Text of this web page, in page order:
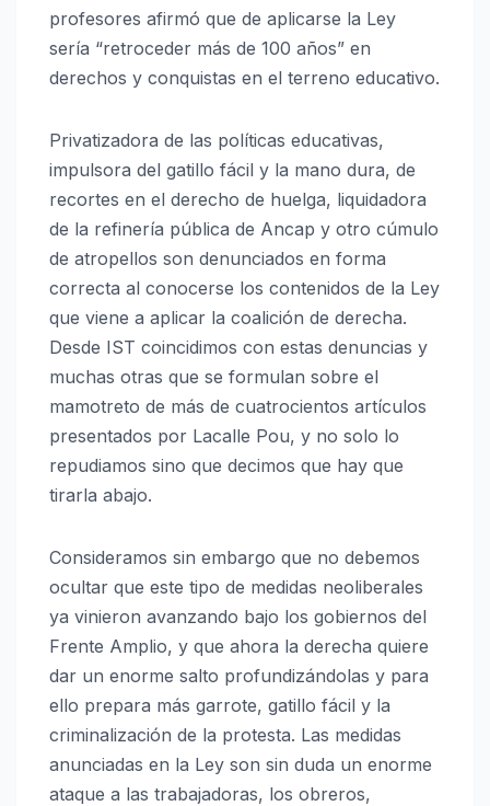
profesores afirmó que de aplicarse la Ley
sería “retroceder más de 100 años” en
derechos y conquistas en el terreno educativo.
Privatizadora de las políticas educativas,
impulsora del gatillo fácil y la mano dura, de
recortes en el derecho de huelga, liquidadora
de la refinería pública de Ancap y otro cúmulo
de atropellos son denunciados en forma
correcta al conocerse los contenidos de la Ley
que viene a aplicar la coalición de derecha.
Desde IST coincidimos con estas denuncias y
muchas otras que se formulan sobre el
mamotreto de más de cuatrocientos artículos
presentados por Lacalle Pou, y no solo lo
repudiamos sino que decimos que hay que
tirarla abajo.
Consideramos sin embargo que no debemos
ocultar que este tipo de medidas neoliberales
ya vinieron avanzando bajo los gobiernos del
Frente Amplio, y que ahora la derecha quiere
dar un enorme salto profundizándolas y para
ello prepara más garrote, gatillo fácil y la
criminalización de la protesta. Las medidas
anunciadas en la Ley son sin duda un enorme
ataque a las trabajadoras, los obreros,